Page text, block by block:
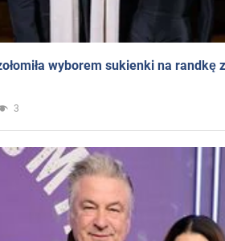
wyborem sukienki na randkę
3